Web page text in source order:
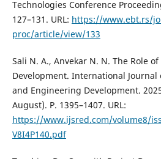
Technologies Conference
127–131. URL: https://www.ebt.rs/
proc/article/view/133
Sali N. A., Anvekar N. N. The Role
Development. International Journal
and Engineering Development.
August). P. 1395–1407. URL:
https://www.ijsred.com/volume8/
V8I4P140.pdf